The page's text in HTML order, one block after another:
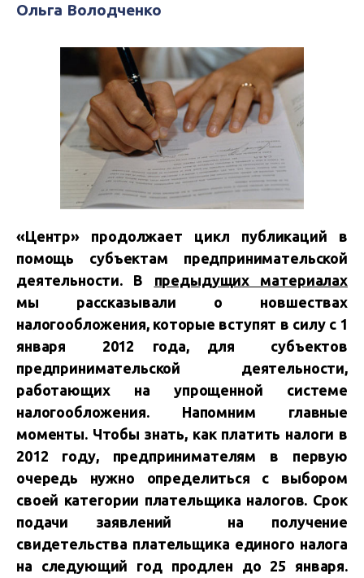
Ольга Володченко
«Центр» продолжает цикл публикаций в
помощь субъектам предпринимательской
деятельности. В предыдущих материалах
мы рассказывали о новшествах
налогообложения, которые вступят в силу с 1
января 2012 года, для субъектов
предпринимательской деятельности,
работающих на упрощенной системе
налогообложения. Напомним главные
моменты. Чтобы знать, как платить налоги в
2012 году, предпринимателям в первую
очередь нужно определиться с выбором
своей категории плательщика налогов. Срок
подачи заявлений на получение
свидетельства плательщика единого налога
на следующий год продлен до 25 января.